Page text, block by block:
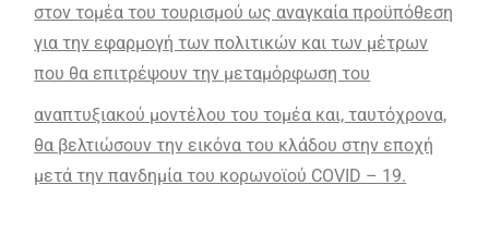
στον τομέα του τουρισμού ως αναγκαία προϋπόθεση
για την εφαρμογή των πολιτικών και των μέτρων
που θα επιτρέψουν την μεταμόρφωση του
αναπτυξιακού μοντέλου του τομέα και, ταυτόχρονα,
θα βελτιώσουν την εικόνα του κλάδου στην εποχή
μετά την πανδημία του κορωνοϊού COVID – 19.